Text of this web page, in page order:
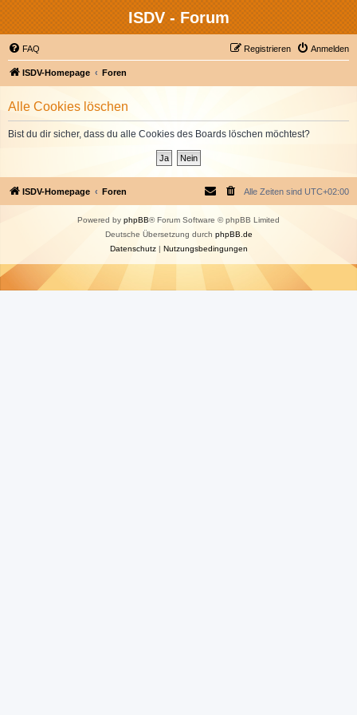
ISDV - Forum
FAQ Anmelden
Registrieren
ISDV-Homepage Foren
Alle Cookies löschen
Bist du dir sicher, dass du alle Cookies des Boards löschen möchtest?
ISDV-Homepage Foren Alle Zeiten sind UTC+02:00
Powered by phpBB® Forum Software © phpBB Limited
Deutsche Übersetzung durch phpBB.de
Datenschutz| Nutzungsbedingungen